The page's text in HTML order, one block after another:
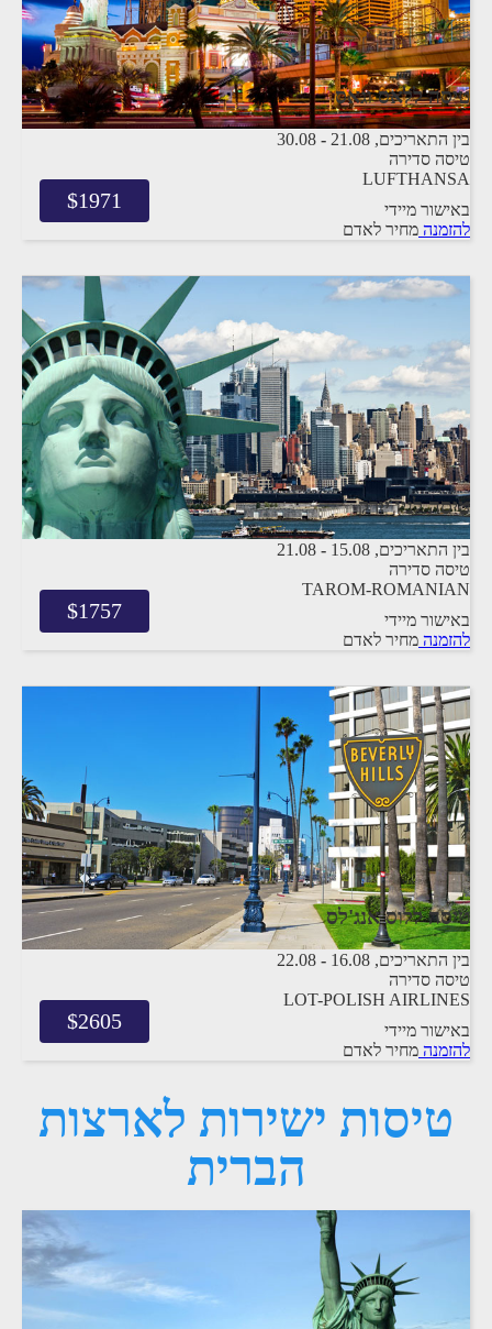
טיסה ללאס וגאס
בין התאריכים, -
30.08
טיסה סדירה
LUFTHANSA
באישור מיידי
$1971
להזמנה מחיר לאדם
טיסה לניו יורק
בין התאריכים, -
21.08
טיסה סדירה
TAROM-ROMANIAN
באישור מיידי
$1757
להזמנה מחיר לאדם
טיסה ללוס אנג'לס
בין התאריכים, -
22.08
טיסה סדירה
LOT-POLISH AIRLINES
באישור מיידי
$2605
להזמנה מחיר לאדם
טיסות ישירות לארצות
הברית